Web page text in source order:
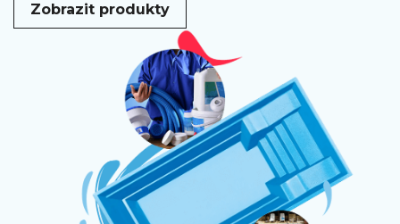
Zobrazit produkty